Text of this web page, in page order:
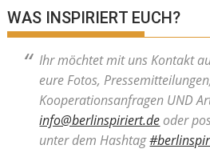
WAS INSPIRIERT EUCH?
Ihr möchtet mit uns Kontakt
eure Fotos,
Kooperationsanfragen UND
info@berlinspiriert.deoder
unter dem Hashtag